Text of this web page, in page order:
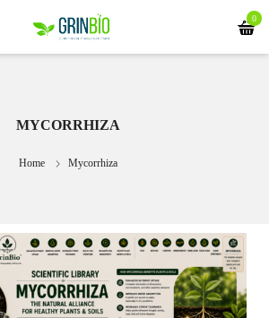
0
MYCORRHIZA
Home Mycorrhiza